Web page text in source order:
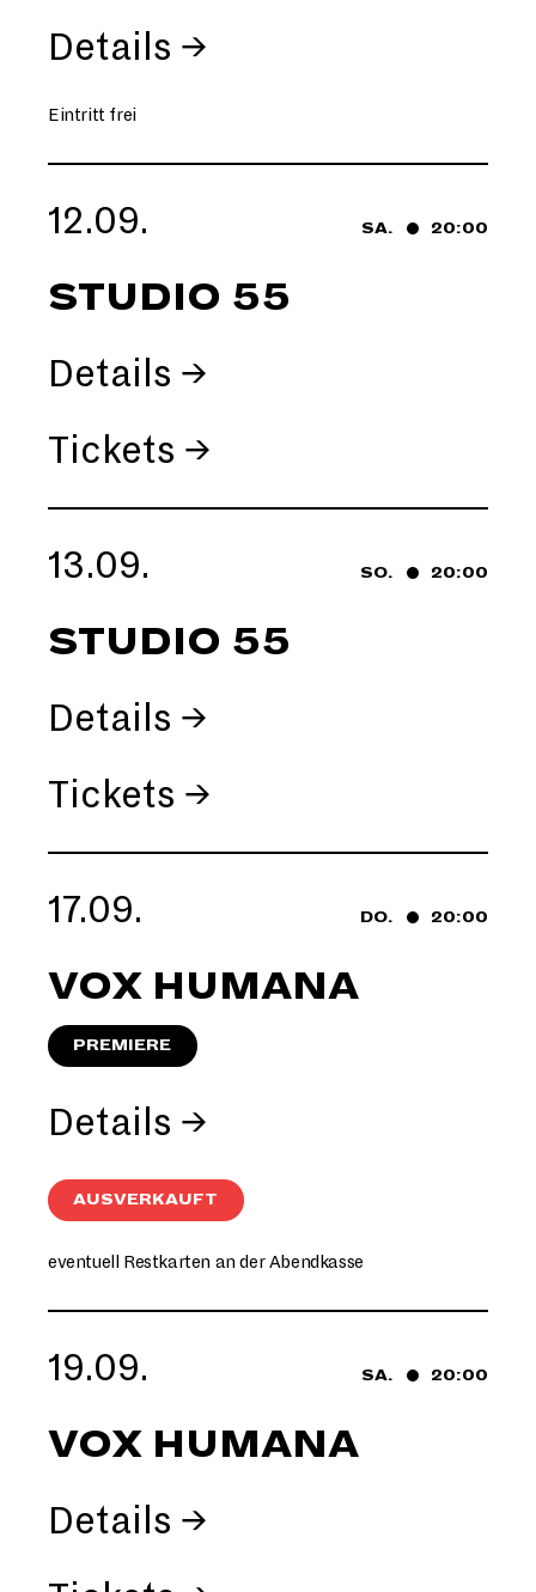
Details →
Eintritt frei
12.09. SA. 20:00
STUDIO 55
Details →
Tickets →
13.09. SO. 20:00
STUDIO 55
Details →
Tickets →
17.09. DO. 20:00
VOX HUMANA
PREMIERE
Details →
AUSVERKAUFT
eventuell Restkarten an der Abendkasse
19.09. SA. 20:00
VOX HUMANA
Details →